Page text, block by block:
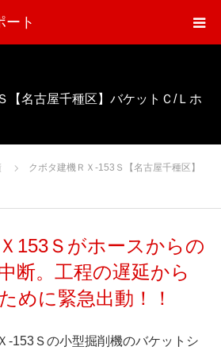
ート
【名古屋千種区】バケットＣ/Ｌホ
クボタ建機ＲＸ-153Ｓ【名古屋千種区】
153Ｓがホースからの
断。工程の遅延から
めに緊急出動！！
-153Ｓの小型掘削機のバケットシ